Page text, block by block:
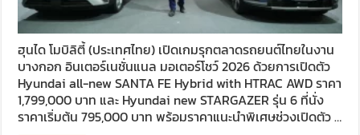
ฮุนได โมบิลิตี้ (ประเทศไทย) เปิดเกมรุกตลาดรถยนต์ไทยในงาน
บางกอก อินเตอร์เนชั่นแนล มอเตอร์โชว์ 2026 ด้วยการเปิดตัว
Hyundai all-new SANTA FE Hybrid with HTRAC AWD ราคา
1,799,000 บาท และ Hyundai new STARGAZER รุ่น 6 ที่นั่ง
ราคาเริ่มต้น 795,000 บาท พร้อมราคาแนะนำพิเศษช่วงเปิดตัว …